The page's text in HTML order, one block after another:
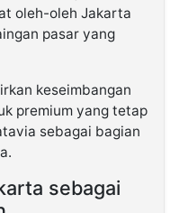
oleh-oleh Jakarta
pasar yang
keseimbangan
premium yang tetap
sebagai bagian
sebagai